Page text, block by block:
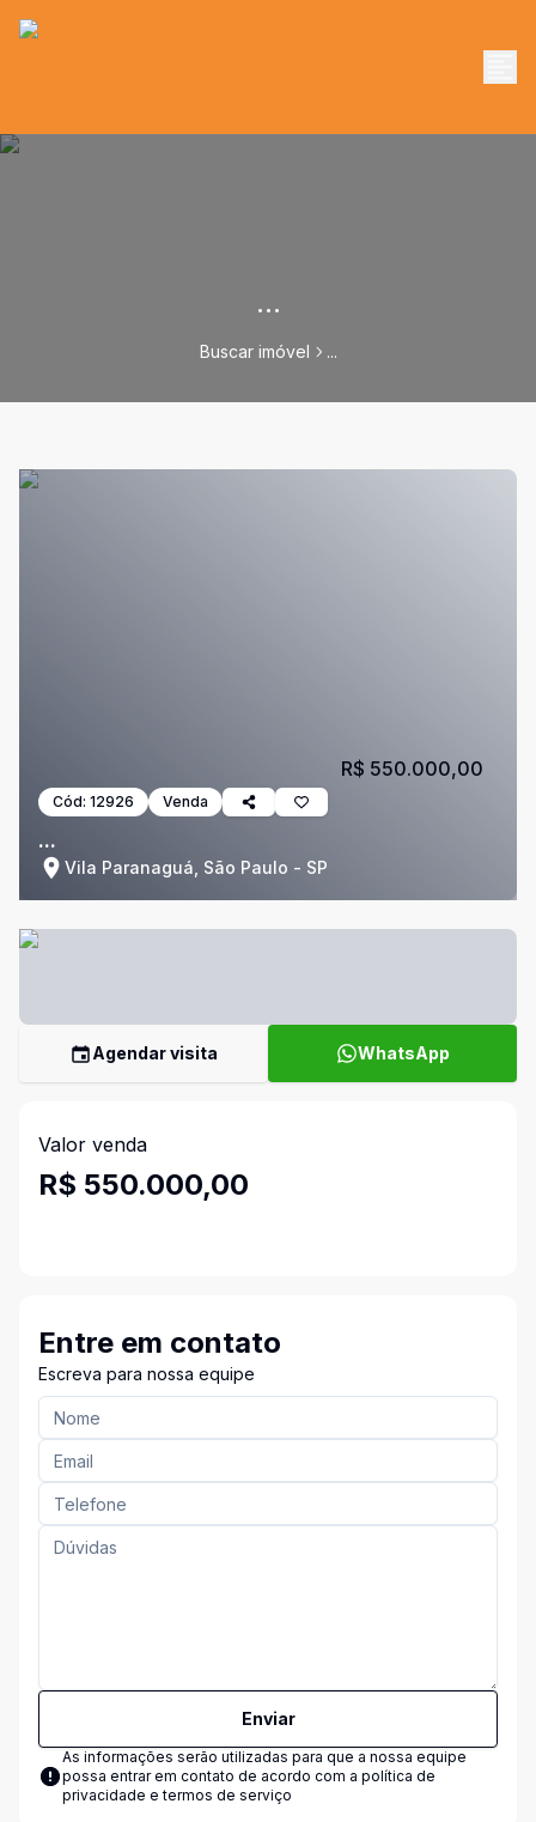
...
Buscar imóvel ...
Cód: 12926 Venda
...
Vila Paranaguá, São Paulo - SP
R$ 550.000,00
Agendar visita WhatsApp
Valor venda
R$ 550.000,00
Entre em contato
Escreva para nossa equipe
Enviar
As informações serão utilizadas para que a nossa equipe
possa entrar em contato de acordo com a política de
privacidade e termos de serviço